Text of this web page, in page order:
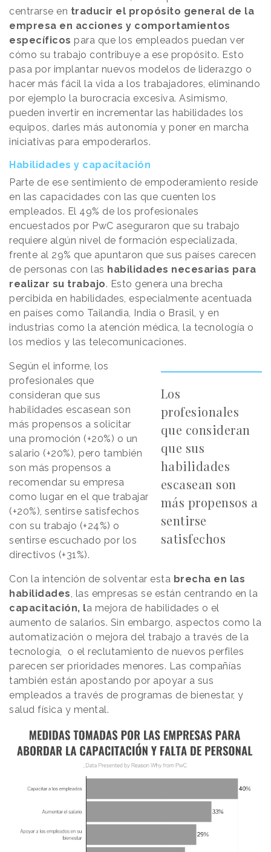
centrarse en traducir el propósito general de la
empresa en acciones y comportamientos
específicos para que los empleados puedan ver
cómo su trabajo contribuye a ese propósito. Esto
pasa por implantar nuevos modelos de liderazgo o
hacer más fácil la vida a los trabajadores, eliminando
por ejemplo la burocracia excesiva. Asimismo,
pueden invertir en incrementar las habilidades los
equipos, darles más autonomía y poner en marcha
iniciativas para empoderarlos.
Habilidades y capacitación
Parte de ese sentimiento de empoderamiento reside
en las capacidades con las que cuenten los
empleados. El 49% de los profesionales
encuestados por PwC aseguraron que su trabajo
requiere algún nivel de formación especializada,
frente al 29% que apuntaron que sus países carecen
de personas con las habilidades necesarias para
realizar su trabajo. Esto genera una brecha
percibida en habilidades, especialmente acentuada
en países como Tailandia, India o Brasil, y en
industrias como la atención médica, la tecnología o
los medios y las telecomunicaciones.
Los
profesionales
que consideran
que sus
habilidades
escasean son
más propensos a
sentirse
satisfechos
Según el informe, los
profesionales que
consideran que sus
habilidades escasean son
más propensos a solicitar
una promoción (+20%) o un
salario (+20%), pero también
son más propensos a
recomendar su empresa
como lugar en el que trabajar
(+20%), sentirse satisfechos
con su trabajo (+24%) o
sentirse escuchado por los
directivos (+31%).
Con la intención de solventar esta brecha en las
habilidades , las empresas se están centrando en la
capacitación, la mejora de habilidades o el
aumento de salarios. Sin embargo, aspectos como la
automatización o mejora del trabajo a través de la
tecnología, o el reclutamiento de nuevos perfiles
parecen ser prioridades menores. Las compañías
también están apostando por apoyar a sus
empleados a través de programas de bienestar, y
salud física y mental.